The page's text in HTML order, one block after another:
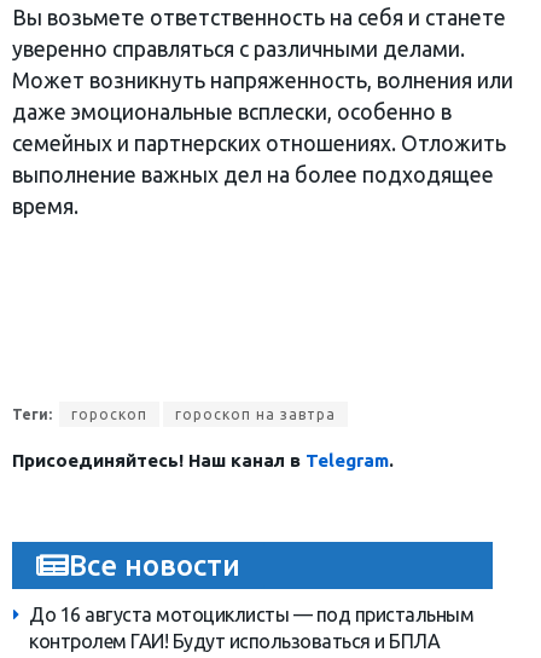
Вы возьмете ответственность на себя и станете
уверенно справляться с различными делами.
Может возникнуть напряженность, волнения или
даже эмоциональные всплески, особенно в
семейных и партнерских отношениях. Отложить
выполнение важных дел на более подходящее
время.
Теги: гороскоп гороскоп на завтра
Присоединяйтесь! Наш канал в Telegram.
Все новости
До 16 августа мотоциклисты — под пристальным
контролем ГАИ! Будут использоваться и БПЛА